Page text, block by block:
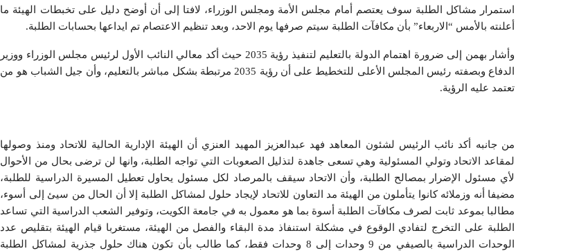
استمرار مشاكل الطلبة سوف يعتصم أمام مجلس الأمة ومجلس الوزراء، لافتا إلى أن أوضح دليل على تخبطات الهيئة ما
أعلنته بالأمس “الاربعاء” بأن مكافآت الطلبة سيتم صرفها يوم الاحد، وبعد تنظيم الاعتصام تم ايداعها بحسابات الطلبة.
وأشار بهمن إلى ضرورة اهتمام الدولة بالتعليم لتنفيذ رؤية 2035 حيث أكد معالي النائب الأول لرئيس مجلس الوزراء ووزير
الدفاع وبصفته رئيس المجلس الأعلى للتخطيط على أن رؤية 2035 مرتبطة بشكل مباشر بالتعليم، وأن جيل الشباب هو من
تعتمد عليه الرؤية.
من جانبه أكد نائب الرئيس لشئون المعاهد فهد عبدالعزيز المهيد العنزي أن الهيئة الإدارية الحالية للاتحاد ومنذ وصولها
لمقاعد الاتحاد وتولي المسئولية وهي تسعى جاهدة لتذليل الصعوبات التي تواجه الطلبة، وانها لن ترضى بحال من الأحوال
لأي مسئول الإضرار بمصالح الطلبة، وأن الاتحاد سيقف بالمرصاد لكل مسئول يحاول تعطيل المسيرة الدراسية للطلبة،
مضيفا أنه وزملائه كانوا يتأملون من الهيئة مد التعاون للاتحاد لإيجاد حلول لمشاكل الطلبة إلا أن الحال من سيئ إلى أسوء،
مطالبا بموعد ثابت لصرف مكافآت الطلبة أسوة بما هو معمول به في جامعة الكويت، وتوفير الشعب الدراسية التي تساعد
الطلبة على التخرج لتفادي الوقوع في مشكلة استنفاذ مدة البقاء والفصل من الهيئة، مستغربا قيام الهيئة بتقليص عدد
الوحدات الدراسية بالصيفي من 9 وحدات إلى 8 وحدات فقط، كما طالب بأن تكون هناك حلول جذرية لمشاكل الطلبة